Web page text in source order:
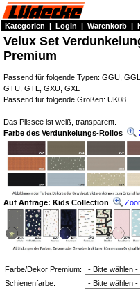
Kategorien | Login | Warenkorb |
Velux Set
Premium
Passend für folgende Typen: GGU,
GTU, GTL, GXU, GXL
Passend für folgende Größen: UK08
Das Plissee ist weiß, transparent.
Farbe des Verdunkelungs-Rollos
Auf Anfrage: Kids Collection
Farbe/Dekor Premium:
Schienenfarbe: